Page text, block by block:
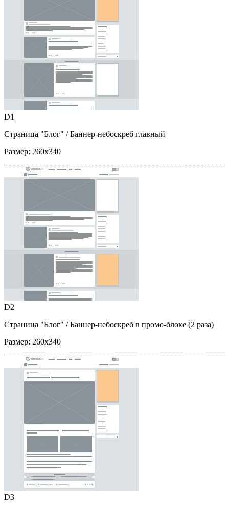
D1
Страница "Блог" / Баннер-небоскреб главный
Размер: 260x340
D2
Страница "Блог" / Баннер-небоскреб в промо-блоке (2 раза)
Размер: 260x340
D3